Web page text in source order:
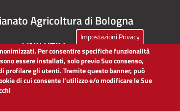
Agricoltura di Bologna
LINK UTILI
Dichiarazione di accessibilità
Obiettivi di accessibilità
Impostazioni Privacy
Per consentire specifiche funzionalità
essere installati, solo previo Suo consenso,
profilare gli utenti. Tramite questo banner, può
di cui consente l’utilizzo e/o modificare le Sue